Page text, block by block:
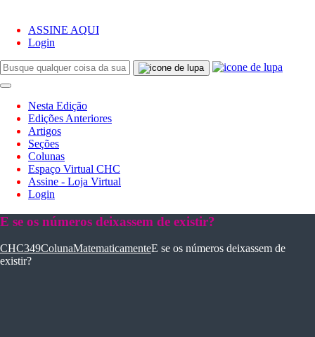
ASSINE AQUI
Login
Nesta Edição
Edições Anteriores
Artigos
Seções
Colunas
Espaço Virtual CHC
Assine - Loja Virtual
Login
E se os números deixassem de existir?
CHC349ColunaMatematicamenteE se os números deixassem de
existir?